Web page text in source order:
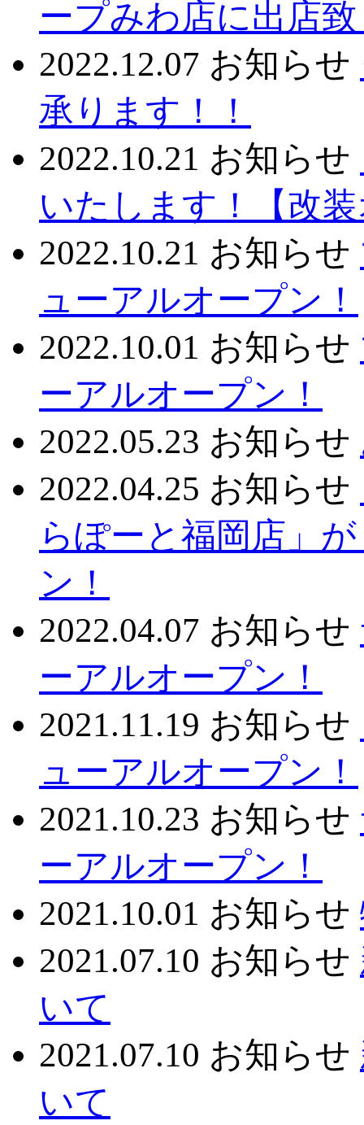
ープみわ店に出店
2022.12.07 お知らせ
承ります！！
2022.10.21 お知らせ
いたします！【改
2022.10.21 お知らせ
ューアルオープン！
2022.10.01 お知らせ
ーアルオープン！
2022.05.23 お知らせ
2022.04.25 お知らせ
らぽーと福岡店」
ン！
2022.04.07 お知らせ
ーアルオープン！
2021.11.19 お知らせ
ューアルオープン！
2021.10.23 お知らせ
ーアルオープン！
2021.10.01 お知らせ
2021.07.10 お知らせ
いて
2021.07.10 お知らせ
いて